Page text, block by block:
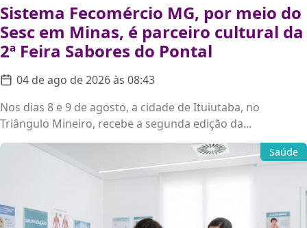
Sistema Fecomércio MG, por meio do
Sesc em Minas, é parceiro cultural da
2ª Feira Sabores do Pontal
04 de ago de 2026 às 08:43
Nos dias 8 e 9 de agosto, a cidade de Ituiutaba, no
Triângulo Mineiro, recebe a segunda edição da...
Saúde